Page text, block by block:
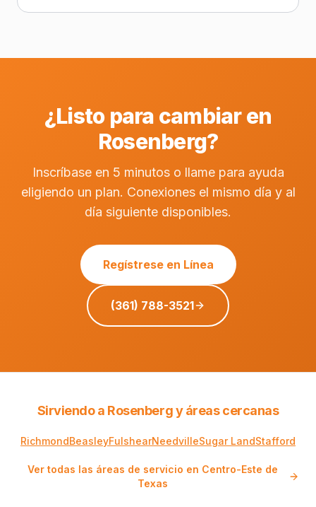
¿Listo para cambiar en
Rosenberg?
Inscríbase en 5 minutos o llame para ayuda
eligiendo un plan. Conexiones el mismo día y al
día siguiente disponibles.
Regístrese en Línea
(361) 788-3521
Sirviendo a Rosenberg y áreas cercanas
RichmondBeasleyFulshearNeedvilleSugar LandStafford
Ver todas las áreas de servicio en Centro-Este de
Texas